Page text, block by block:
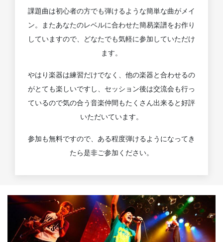
課題曲は初心者の方でも弾けるような簡単な曲がメイ
ン。またあなたのレベルに合わせた簡易楽譜をお作り
していますので、どなたでも気軽に参加していただけ
ます。
やはり楽器は練習だけでなく、他の楽器と合わせるの
がとても楽しいですし、セッション後は交流会も行っ
ているので気の合う音楽仲間もたくさん出来ると好評
いただいています。
参加も無料ですので、ある程度弾けるようになってき
たら是非ご参加ください。